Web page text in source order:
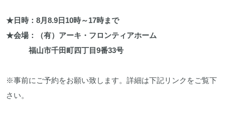
★日時：8月8.9日10時～17時まで
★会場：（有）アーキ・フロンティアホーム
福山市千田町四丁目9番33号
※事前にご予約をお願い致します。詳細は下記リンクをご覧下
さい。